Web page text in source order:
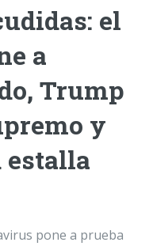
el
a
Trump
y
estalla
pone a prueba